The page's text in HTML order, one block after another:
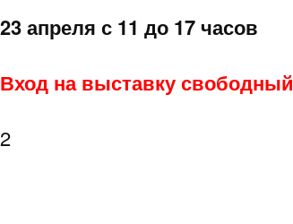
23 апреля с 11 до 17 часов
Вход на выставку свободный
2